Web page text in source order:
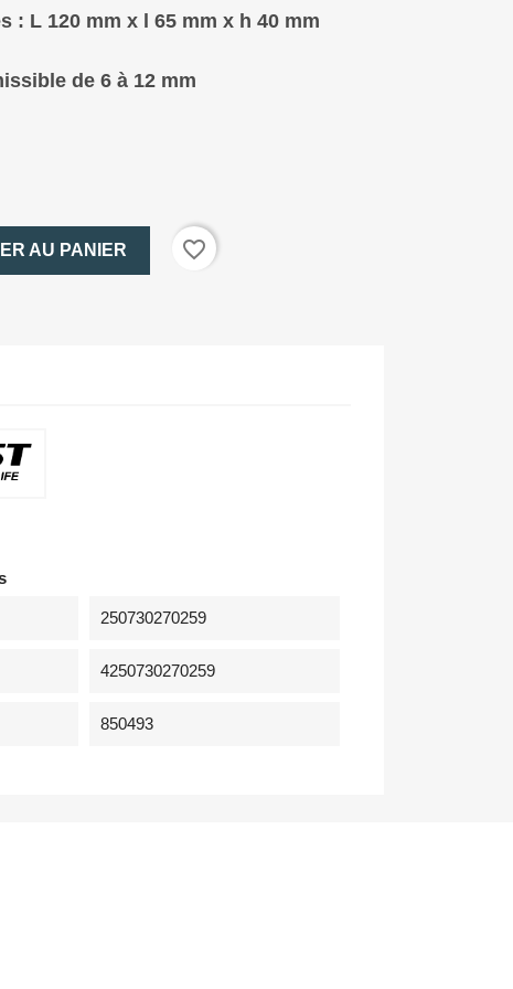
: L 120 mm x l 65 mm x h 40 mm
de 6 à 12 mm
AU PANIER
favorite_border
250730270259
4250730270259
850493